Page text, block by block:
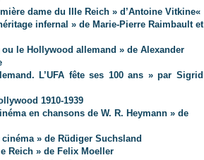
dame du IIIe Reich » d’Antoine Vitkine«
infernal » de Marie-Pierre Raimbault et
le Hollywood allemand » de Alexander
L’UFA fête ses 100 ans » par Sigrid
1910-1939
en chansons de W. R. Heymann » de
» de Rüdiger Suchsland
Reich » de Felix Moeller